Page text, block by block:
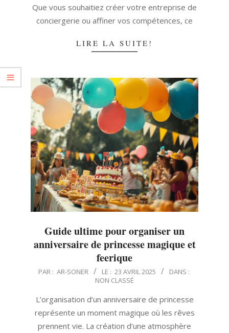
Que vous souhaitiez créer votre entreprise de
conciergerie ou affiner vos compétences, ce
LIRE LA SUITE!
Guide ultime pour organiser un
anniversaire de princesse magique et
feerique
2025-
23
PAR : AR-SONER LE : 23 AVRIL 2025
DANS :
NON CLASSÉ
L’organisation d’un anniversaire de princesse
représente un moment magique où les rêves
prennent vie. La création d’une atmosphère